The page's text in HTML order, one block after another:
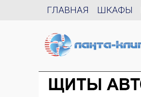
ГЛАВНАЯ ШКАФЫ